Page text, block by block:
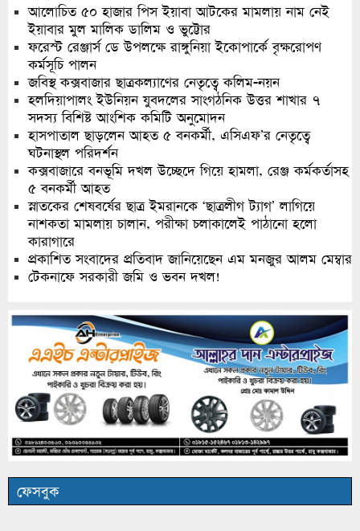
আলোচিত ৫০ হাজার পিস ইয়াবা আটকের মামলায় নাম নেই
ইয়াবার মুল মালিক ডালিম ও ভুট্টোর
ফরেস্ট রেঞ্জার্স ডে উপলক্ষে রাঙ্গুনিয়া ইকোপার্কে বৃক্ষরোপণ
কর্মসূচি পালন
জবিস্থ কক্সবাজার ছাত্রকল্যাণের নেতৃত্বে কলিম-নয়ন
হলদিয়াপালং ইউনিয়ন যুবদলের সাংগঠনিক উত্তর শাখার ৭
সদস্য বিশিষ্ট আংশিক কমিটি অনুমোদন
হাসপাতাল ছাড়লেন আহত ৫ বনকর্মী, এসিএফ’র নেতৃত্বে
ঘটনাস্থল পরিদর্শন
কক্সবাজারে বনভূমি দখল উচ্ছেদে গিয়ে হামলা, রেঞ্জ কর্মকর্তাসহ
৫ বনকর্মী আহত
স্নাতকের শেষবর্ষের ছাত্র ইমরানকে ‘ছাত্রলীগ ট্যাগ’ লাগিয়ে
নাশকতা মামলায় চালান, পরীক্ষা চলাকালেই পাঠানো হলো
কারাগারে
প্রকাশিত সংবাদের প্রতিবাদ জানিয়েছেন এম মনজুর আলম মেম্বার
টেকনাফে সরকারী জমি ও ভবন দখল!
ফেসবুক